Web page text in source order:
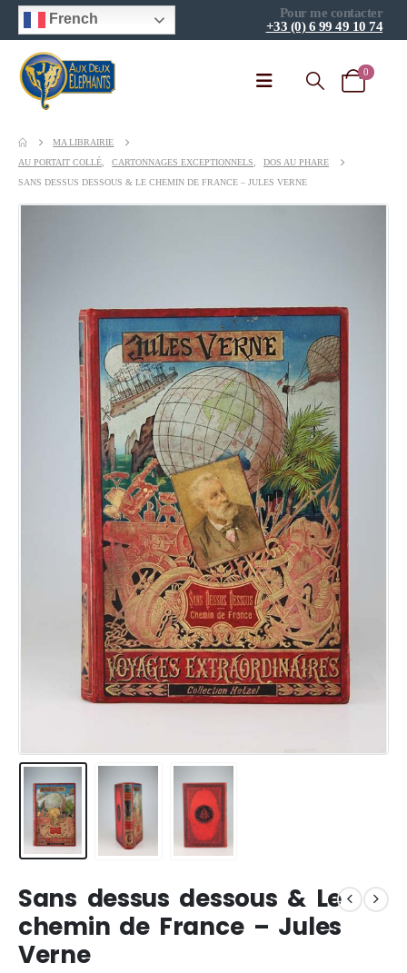
French
Pour me contacter
+33 (0) 6 99 49 10 74
0
MA LIBRAIRIE
AU PORTAIT COLLÉ
CARTONNAGES EXCEPTIONNELS
DOS AU PHARE
SANS DESSUS DESSOUS & LE CHEMIN DE FRANCE – JULES VERNE
Sans dessus dessous & Le
chemin de France – Jules
Verne